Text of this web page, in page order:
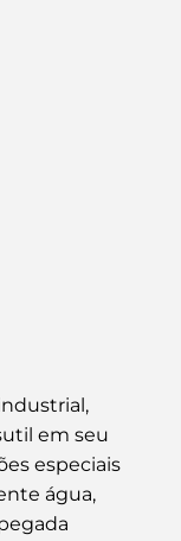
em seu
especiais
água,